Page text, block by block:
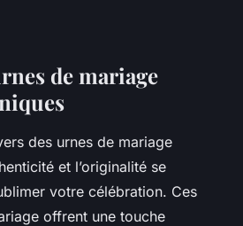
de mariage
des urnes de mariage
et l’originalité se
votre célébration. Ces
offrent une touche